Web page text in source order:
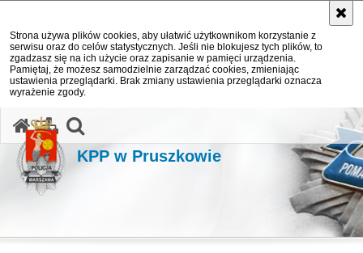
Strona używa plików cookies, aby ułatwić użytkownikom korzystanie z
serwisu oraz do celów statystycznych. Jeśli nie blokujesz tych plików, to
zgadzasz się na ich użycie oraz zapisanie w pamięci urządzenia.
Pamiętaj, że możesz samodzielnie zarządzać cookies, zmieniając
ustawienia przeglądarki. Brak zmiany ustawienia przeglądarki oznacza
wyrażenie zgody.
KPP w Pruszkowie